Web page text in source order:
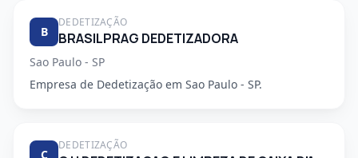
B
DEDETIZAÇÃO
BRASILPRAG DEDETIZADORA
Sao Paulo - SP
Empresa de Dedetização em Sao Paulo - SP.
C
DEDETIZAÇÃO